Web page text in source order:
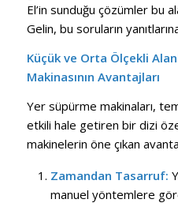
El’in sunduğu çözümler bu
Gelin, bu soruların
Küçük ve Orta Ölçekli
Makinasının Avantajları
Yer süpürme makinaları,
etkili hale getiren bir dizi
makinelerin öne çıkan
Zamandan Tasarruf:
manuel yöntemlere